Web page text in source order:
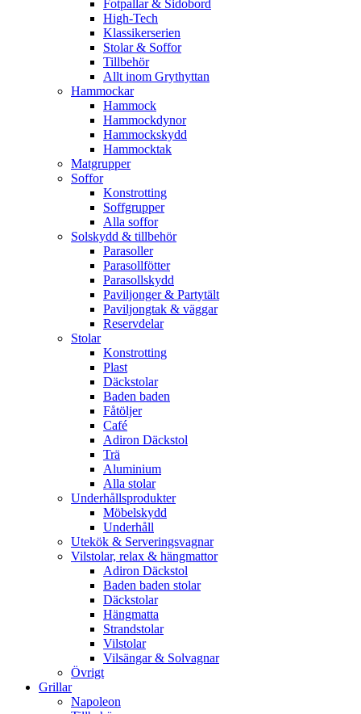
Fotpallar & Sidobord
High-Tech
Klassikerserien
Stolar & Soffor
Tillbehör
Allt inom Grythyttan
Hammockar
Hammock
Hammockdynor
Hammockskydd
Hammocktak
Matgrupper
Soffor
Konstrotting
Soffgrupper
Alla soffor
Solskydd & tillbehör
Parasoller
Parasollfötter
Parasollskydd
Paviljonger & Partytält
Paviljongtak & väggar
Reservdelar
Stolar
Konstrotting
Plast
Däckstolar
Baden baden
Fåtöljer
Café
Adiron Däckstol
Trä
Aluminium
Alla stolar
Underhållsprodukter
Möbelskydd
Underhåll
Utekök & Serveringsvagnar
Vilstolar, relax & hängmattor
Adiron Däckstol
Baden baden stolar
Däckstolar
Hängmatta
Strandstolar
Vilstolar
Vilsängar & Solvagnar
Övrigt
Grillar
Napoleon